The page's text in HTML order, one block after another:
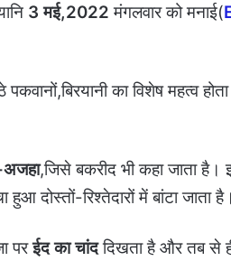
3 मई,2022 मंगलवार को मनाई(
का विशेष महत्व
,जिसे बकरीद भी कहा जाता है।
हुआ दोस्तों-रिश्तेदारों में बांटा जाता है।
परईद का चांददिखता है और तब से